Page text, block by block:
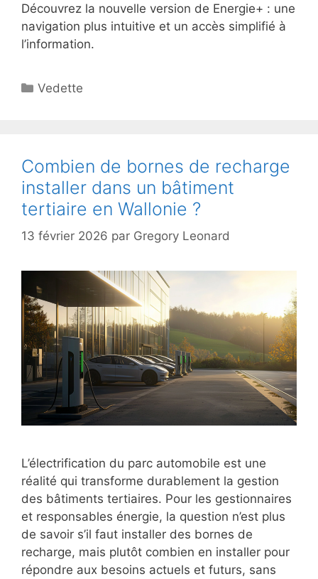
Découvrez la nouvelle version de Energie+ : une
navigation plus intuitive et un accès simplifié à
l’information.
Catégories
Vedette
Combien de bornes de recharge
installer dans un bâtiment
tertiaire en Wallonie ?
13 février 2026 par Gregory Leonard
L’électrification du parc automobile est une
réalité qui transforme durablement la gestion
des bâtiments tertiaires. Pour les gestionnaires
et responsables énergie, la question n’est plus
de savoir s’il faut installer des bornes de
recharge, mais plutôt combien en installer pour
répondre aux besoins actuels et futurs, sans